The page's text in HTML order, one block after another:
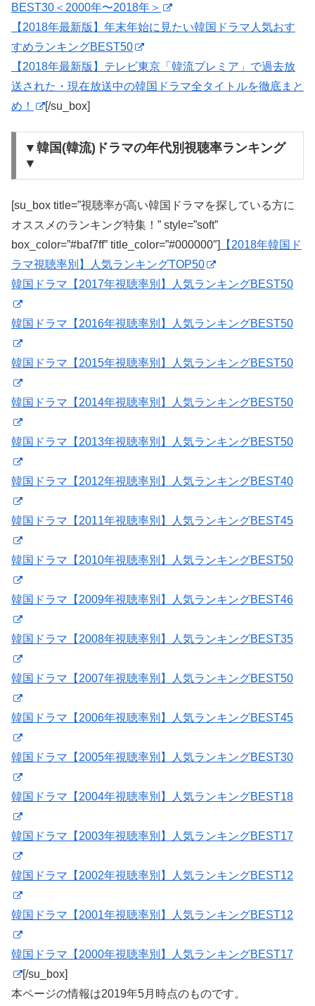
BEST30＜2000年〜2018年＞
【2018年最新版】年末年始に見たい韓国ドラマ人気おす
すめランキングBEST50
【2018年最新版】テレビ東京「韓流プレミア」で過去放
送された・現在放送中の韓国ドラマ全タイトルを徹底まと
め！
[/su_box]
▼韓国(韓流)ドラマの年代別視聴率ランキング
▼
[su_box title=”視聴率が高い韓国ドラマを探している方に
オススメのランキング特集！” style=”soft”
box_color=”#baf7ff” title_color=”#000000″]
【2018年韓国ド
ラマ視聴率別】人気ランキングTOP50
韓国ドラマ【2017年視聴率別】人気ランキングBEST50
韓国ドラマ【2016年視聴率別】人気ランキングBEST50
韓国ドラマ【2015年視聴率別】人気ランキングBEST50
韓国ドラマ【2014年視聴率別】人気ランキングBEST50
韓国ドラマ【2013年視聴率別】人気ランキングBEST50
韓国ドラマ【2012年視聴率別】人気ランキングBEST40
韓国ドラマ【2011年視聴率別】人気ランキングBEST45
韓国ドラマ【2010年視聴率別】人気ランキングBEST50
韓国ドラマ【2009年視聴率別】人気ランキングBEST46
韓国ドラマ【2008年視聴率別】人気ランキングBEST35
韓国ドラマ【2007年視聴率別】人気ランキングBEST50
韓国ドラマ【2006年視聴率別】人気ランキングBEST45
韓国ドラマ【2005年視聴率別】人気ランキングBEST30
韓国ドラマ【2004年視聴率別】人気ランキングBEST18
韓国ドラマ【2003年視聴率別】人気ランキングBEST17
韓国ドラマ【2002年視聴率別】人気ランキングBEST12
韓国ドラマ【2001年視聴率別】人気ランキングBEST12
韓国ドラマ【2000年視聴率別】人気ランキングBEST17
[/su_box]
本ページの情報は2019年5月時点のものです。